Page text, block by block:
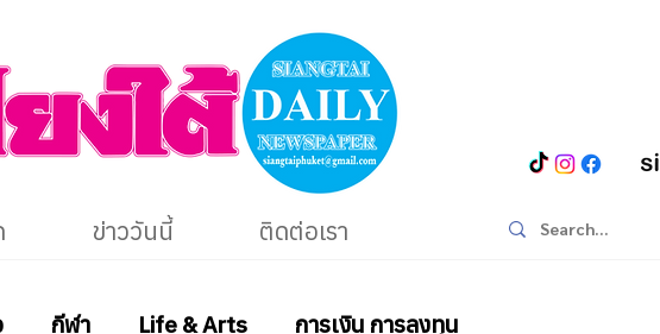
ข่าววันนี้ ติดต่อเรา
กีฬา Life & Arts การเงิน การลงทุน